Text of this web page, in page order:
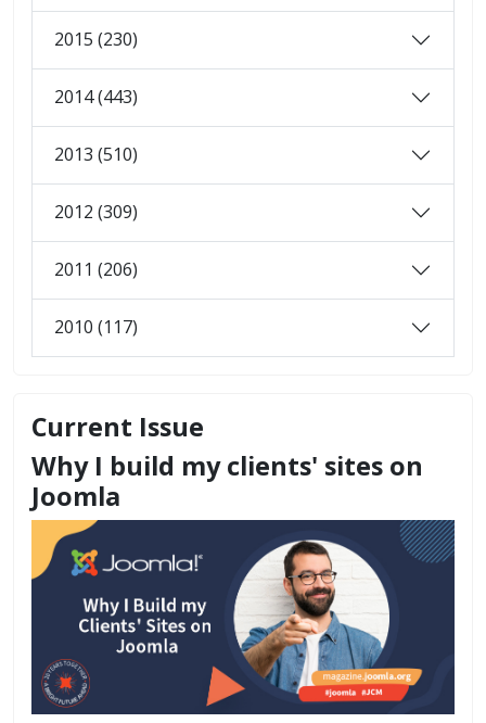
2015 (230)
2014 (443)
2013 (510)
2012 (309)
2011 (206)
2010 (117)
Current Issue
Why I build my clients' sites on
Joomla